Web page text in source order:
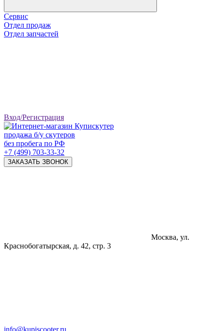
Сервис
Отдел продаж
Отдел запчастей
Вход/Регистрация
продажа б/у скутеров
без пробега по РФ
+7 (499) 703-33-32
ЗАКАЗАТЬ ЗВОНОК
Москва, ул.
Краснобогатырская, д. 42, стр. 3